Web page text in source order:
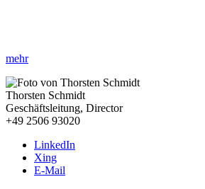
mehr
Thorsten Schmidt
Geschäftsleitung, Director
+49 2506 93020
LinkedIn
Xing
E-Mail